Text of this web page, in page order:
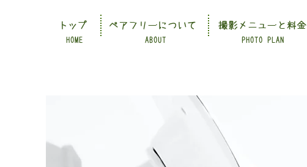
HOME ABOUT PHOTO PLAN
トップ ペアフリーについて 撮影メニューと料金